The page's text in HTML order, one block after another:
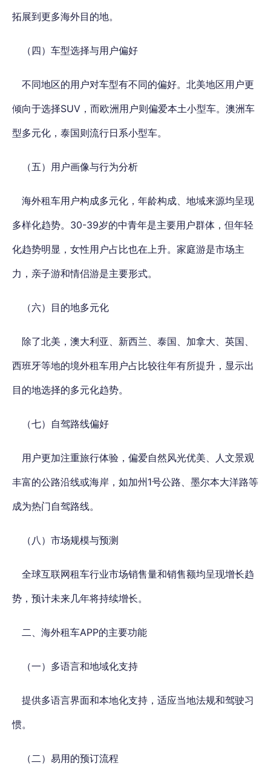
拓展到更多海外目的地。
（四）车型选择与用户偏好
不同地区的用户对车型有不同的偏好。北美地区用户更
倾向于选择SUV，而欧洲用户则偏爱本土小型车。澳洲车
型多元化，泰国则流行日系小型车。
（五）用户画像与行为分析
海外租车用户构成多元化，年龄构成、地域来源均呈现
多样化趋势。30-39岁的中青年是主要用户群体，但年轻
化趋势明显，女性用户占比也在上升。家庭游是市场主
力，亲子游和情侣游是主要形式。
（六）目的地多元化
除了北美，澳大利亚、新西兰、泰国、加拿大、英国、
西班牙等地的境外租车用户占比较往年有所提升，显示出
目的地选择的多元化趋势。
（七）自驾路线偏好
用户更加注重旅行体验，偏爱自然风光优美、人文景观
丰富的公路沿线或海岸，如加州1号公路、墨尔本大洋路等
成为热门自驾路线。
（八）市场规模与预测
全球互联网租车行业市场销售量和销售额均呈现增长趋
势，预计未来几年将持续增长。
二、海外租车APP的主要功能
（一）多语言和地域化支持
提供多语言界面和本地化支持，适应当地法规和驾驶习
惯。
（二）易用的预订流程